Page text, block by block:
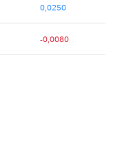
0,0250
-0,0080